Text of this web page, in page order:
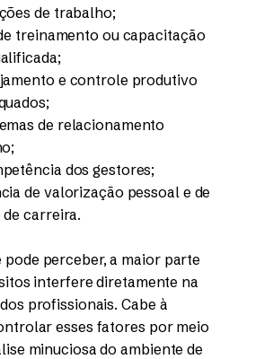
de trabalho;
treinamento ou capacitação
e controle produtivo
de relacionamento
dos gestores;
de valorização pessoal e de
carreira.
pode perceber, a maior parte
interfere diretamente na
profissionais. Cabe à
esses fatores por meio
minuciosa do ambiente de